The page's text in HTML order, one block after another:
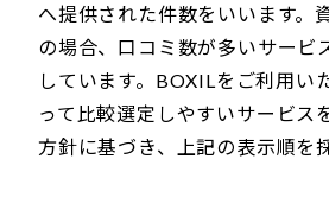
へ提供された件数をいいます。
の場合、口コミ数が多いサービ
しています。BOXILをご利用い
って比較選定しやすいサービス
方針に基づき、上記の表示順を